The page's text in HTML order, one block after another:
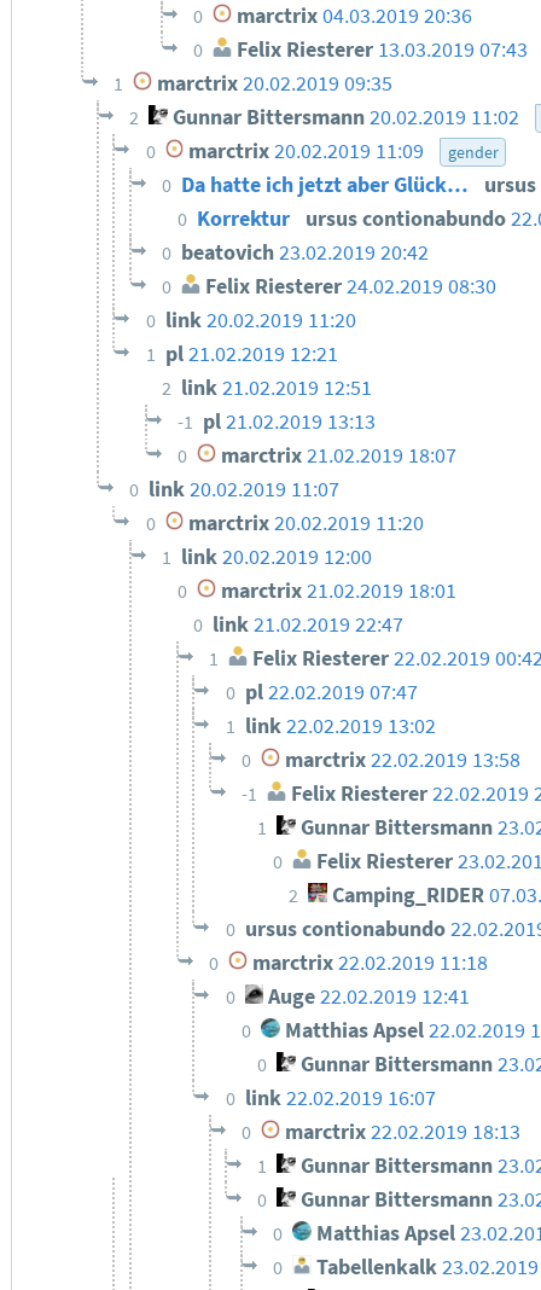
0 marctrix04.03.2019 20:36
0 Felix Riesterer 13.03.2019 07:43
1 marctrix20.02.2019 09:35
2 Gunnar Bittersmann20.02.2019 11:02
0 marctrix20.02.2019 11:09 gender
0 Da hatte ich jetzt aber Glück…
0 Korrektur ursus contionabundo
0 beatovich23.02.2019 20:42
0 Felix Riesterer 24.02.2019 08:30
0 link20.02.2019 11:20
1 pl21.02.2019 12:21
2 link21.02.2019 12:51
-1 pl21.02.2019 13:13
0 marctrix21.02.2019 18:07
0 link20.02.2019 11:07
0 marctrix20.02.2019 11:20
1 link20.02.2019 12:00
0 marctrix21.02.2019 18:01
0 link21.02.2019 22:47
1 Felix Riesterer22.02.2019
0 pl22.02.2019 07:47
1 link22.02.2019 13:02
0 marctrix 22.02.2019 13:58
-1 Felix Riesterer 22.02.2019
1 Gunnar Bittersmann
0 Felix Riesterer
2 Camping_RIDER
0 ursus contionabundo
0 marctrix22.02.2019 11:18
0 Auge22.02.2019 12:41
0 Matthias Apsel 22.02.2019
0 Gunnar Bittersmann
0 link22.02.2019 16:07
0 marctrix 22.02.2019 18:13
1 Gunnar Bittersmann
0 Gunnar Bittersmann
0 Matthias Apsel
0 Tabellenkalk